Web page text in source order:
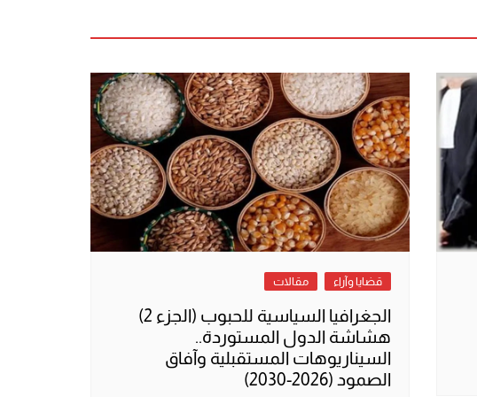
قضايا وآراء مقالات
الجغرافيا السياسية للحبوب (الجزء 2)
هشاشة الدول المستوردة..
السيناريوهات المستقبلية وآفاق
الصمود (2026-2030)